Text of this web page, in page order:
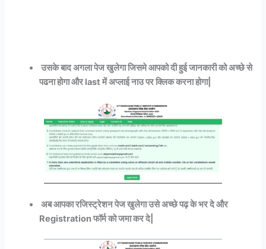
उसके बाद अगला पेज खुलेगा जिसमे आपको दी हुई जानकारी को अच्छे से
पढना होगा और last में अप्लाई नाउ पर क्लिक करना होगा|
अब आपका रजिस्ट्रेशन पेज खुलेगा उसे अच्छे पढ़ के भर दे और
Registration फॉर्म को जमा कर दे|